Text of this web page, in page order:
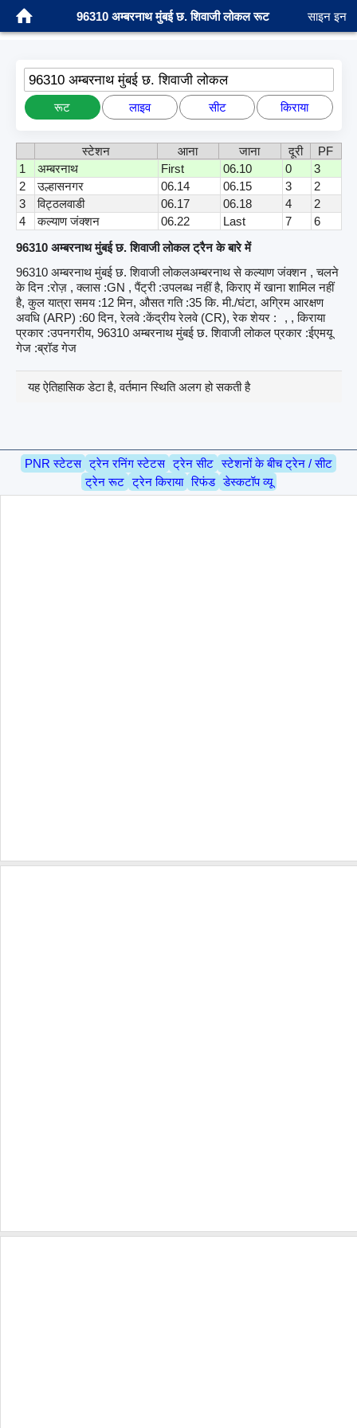
96310 अम्बरनाथ मुंबई छ. शिवाजी लोकल रूट साइन इन
96310 अम्बरनाथ मुंबई छ. शिवाजी लोकल
रूट लाइव सीट किराया
स्टेशन आना जाना दूरी
PF
1
अम्बरनाथ First 06.10 0
3
2
उल्हासनगर 06.14 06.15 3
2
3
विट्ठलवाडी 06.17 06.18 4
2
4
कल्याण जंक्शन 06.22 Last 7
6
96310 अम्बरनाथ मुंबई छ. शिवाजी लोकल ट्रैन के बारे में
96310 अम्बरनाथ मुंबई छ. शिवाजी लोकलअम्बरनाथ से कल्याण जंक्शन , चलने
के दिन :रोज़ , क्लास :GN , पैंट्री :उपलब्ध नहीं है, किराए में खाना शामिल नहीं
है, कुल यात्रा समय :12 मिन, औसत गति :35 कि. मी./घंटा, अग्रिम आरक्षण
अवधि (ARP) :60 दिन, रेलवे :केंद्रीय रेलवे (CR), रेक शेयर :
, , किराया
प्रकार :उपनगरीय, 96310 अम्बरनाथ मुंबई छ. शिवाजी लोकल प्रकार :ईएमयू
गेज :ब्रॉड गेज
यह ऐतिहासिक डेटा है, वर्तमान स्थिति अलग हो सकती है
PNR स्टेटस ट्रेन रनिंग स्टेटस ट्रेन सीट स्टेशनों के बीच ट्रेन / सीट
ट्रेन रूट ट्रेन किराया रिफंड डेस्कटॉप व्यू